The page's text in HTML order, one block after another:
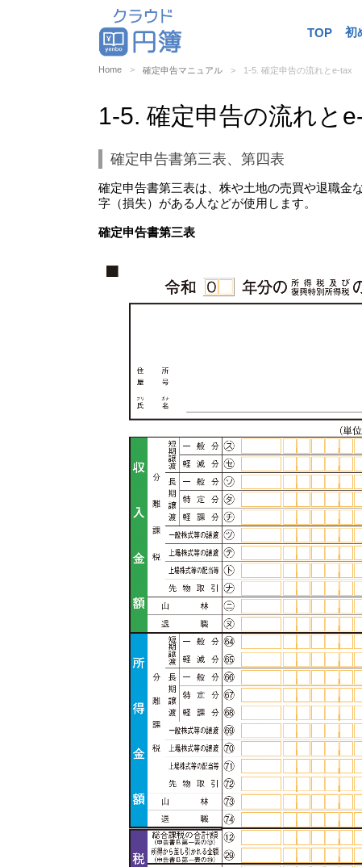
TOP 初
Home 確定申告マニュアル 1-5. 確定申告の流れとe-tax
1-5. 確定申告の流れと
確定申告書第三表、第四表
確定申告書第三表は、株や土地の売買や退職金
字（損失）がある人などが使用します。
確定申告書第三表